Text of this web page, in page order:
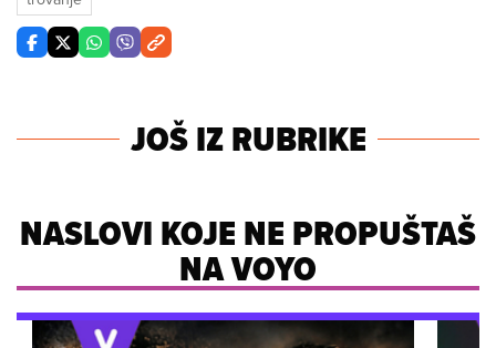
JOŠ IZ RUBRIKE
NASLOVI KOJE NE PROPUŠTAŠ
NA VOYO